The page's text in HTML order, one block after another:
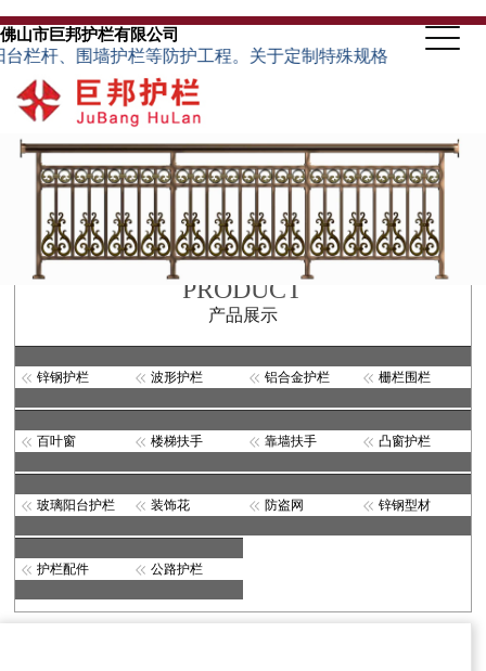
佛山市巨邦护栏有限公司
、围墙护栏等防护工程。关于定制特殊规格的护栏类型，
PRODUCT
产品展示
锌钢护栏 波形护栏 铝合金护栏 栅栏围栏
百叶窗 楼梯扶手 靠墙扶手 凸窗护栏
玻璃阳台护栏 装饰花 防盗网 锌钢型材
护栏配件 公路护栏